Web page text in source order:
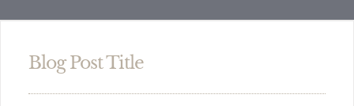
Blog Post Title